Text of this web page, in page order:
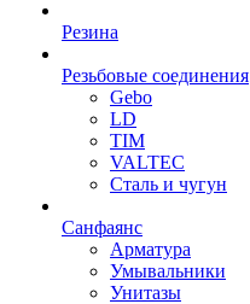
Резина
Резьбовые соединения
Gebo
LD
TIM
VALTEC
Сталь и чугун
Санфаянс
Арматура
Умывальники
Унитазы